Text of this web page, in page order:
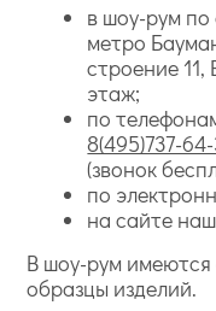
в шоу-рум по
метро
строение
этаж;
по
8(495)737-
(звонок
по
на сайте
В шоу-рум имеются
образцы изделий.